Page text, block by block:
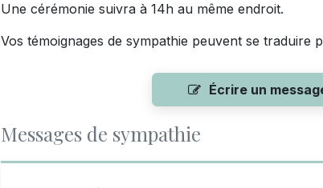
Une cérémonie suivra à 14h au même endroit.
Vos témoignages de sympathie peuvent se traduire
Écrire un
Messages de sympathie